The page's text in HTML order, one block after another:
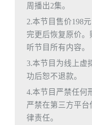
周播出2集。
2.本节目售价198
完更后恢复原价
听节目所有内容。
3.本节目为线上虚
功后恕不退款。
4.本节目严禁任何
严禁在第三方平
律责任。